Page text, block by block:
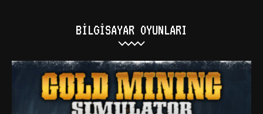
BILGISAYAR OYUNLARI